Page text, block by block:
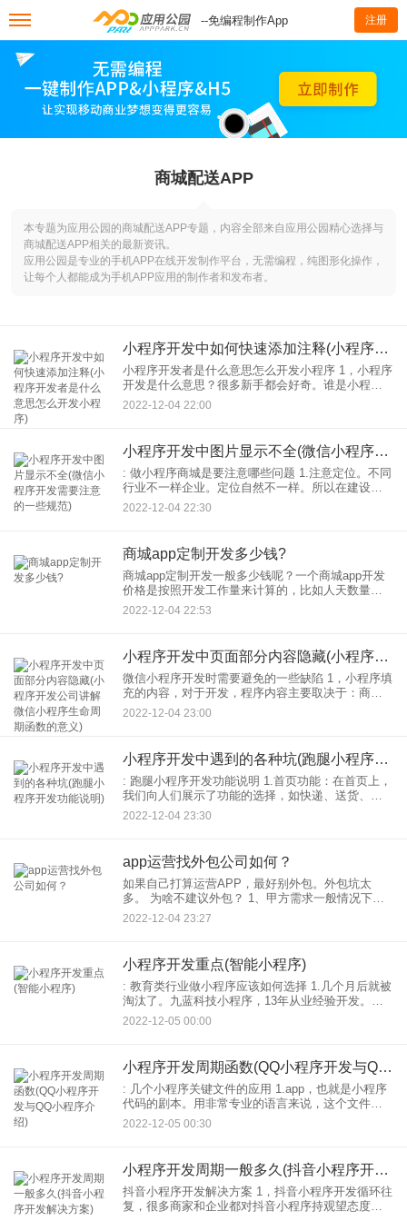
--免编程制作App 注册
商城配送APP
本专题为应用公园的商城配送APP专题，内容全部来自应用公园精心选择与
商城配送APP相关的最新资讯。
应用公园是专业的手机APP在线开发制作平台，无需编程，纯图形化操作，
让每个人都能成为手机APP应用的制作者和发布者。
小程序开发中如何快速添加注释(小程序开发者是什么意思怎么开发小程序)
小程序开发者是什么意思怎么开发小程序 1，小程序
开发是什么意思？很多新手都会好奇。谁是小程序
开发？字面意思，但实际上是指你的主语小程序，
主语信息。可以在小程序找到，如下图所示。进入
2022-12-04 22:00
小程序开发中图片显示不全(微信小程序开发需要注意的一些规范)
: 做小程序商城是要注意哪些问题 1.注意定位。不同
行业不一样企业。定位自然不一样。所以在建设之
前小程序商城一定要想好自己需要什么样的定位。
如果定位不明确小程序的开发会变得很麻烦。比如
2022-12-04 22:30
商城app定制开发多少钱?
商城app定制开发一般多少钱呢？一个商城app开发
价格是按照开发工作量来计算的，比如人天数量，
来计算费用的。你要求的逻辑越复杂功能要求越细
致，需要的工时越多，价格就越高。听起来都是商
2022-12-04 22:53
小程序开发中页面部分内容隐藏(小程序开发公司讲解微信小程序生命周期函数的意义)
微信小程序开发时需要避免的一些缺陷 1，小程序填
充的内容，对于开发，程序内容主要取决于：商家
给出的信息，所以要满足用户的需求，这里开发需
要做一段时间的用户。他们需要知道人们在使用时
2022-12-04 23:00
小程序开发中遇到的各种坑(跑腿小程序开发功能说明)
: 跑腿小程序开发功能说明 1.首页功能：在首页上，
我们向人们展示了功能的选择，如快递、送货、取
件、送花、进货、排队等。用户根据自身需求选择
服务产品在线。 2.需求信息。填写小程序。用户可
2022-12-04 23:30
app运营找外包公司如何？
如果自己打算运营APP，最好别外包。外包坑太
多。 为啥不建议外包？ 1、甲方需求一般情况下，
他自己也搞不清。就需要一边做一边改。或者，原
型要做的高度仿真。能过原型这一关就需要好久
2022-12-04 23:27
小程序开发重点(智能小程序)
: 教育类行业做小程序应该如何选择 1.几个月后就被
淘汰了。九蓝科技小程序，13年从业经验开发。各
种都有模板，适合各种商家。 2.企业的技术实力和
服务态度如何？企业年完成的部分项目案例可以直
2022-12-05 00:00
小程序开发周期函数(QQ小程序开发与QQ小程序介绍)
: 几个小程序关键文件的应用 1.app，也就是小程序
代码的剧本。用非常专业的语言来说，这个文件的
主要功能是监控和处理小程序的生命周期函数和全
局变量的声明。框架提供的丰富API可以通过它调
2022-12-05 00:30
小程序开发周期一般多久(抖音小程序开发解决方案)
抖音小程序开发解决方案 1，抖音小程序开发循环往
复，很多商家和企业都对抖音小程序持观望态度，